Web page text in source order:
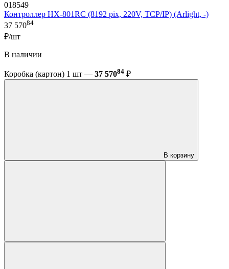
018549
Контроллер HX-801RC (8192 pix, 220V, TCP/IP) (Arlight, -)
37 57084
₽/шт
В наличии
Коробка (картон) 1 шт — 37 57084 ₽
В корзину